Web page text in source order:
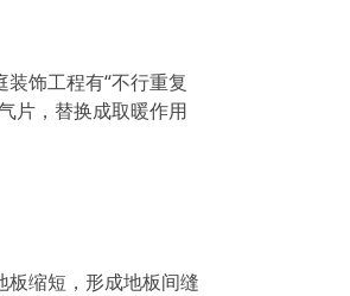
饰工程有“不行重复
片，替换成取暖作用
缩短，形成地板间缝